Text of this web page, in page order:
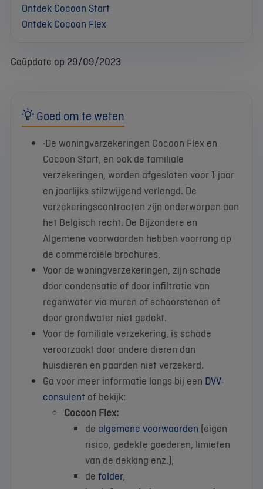
Ontdek Cocoon Start
Ontdek Cocoon Flex
Geüpdate op 29/09/2023
Goed om te weten
·De woningverzekeringen Cocoon Flex en
Cocoon Start, en ook de familiale
verzekeringen, worden afgesloten voor 1 jaar
en jaarlijks stilzwijgend verlengd. De
verzekeringscontracten zijn onderworpen aan
het Belgisch recht. De Bijzondere en
Algemene voorwaarden hebben voorrang op
de commerciële brochures.
Voor de woningverzekeringen, zijn schade
door condensatie of door infiltratie van
regenwater via muren of schoorstenen of
door grondwater niet gedekt.
Voor de familiale verzekering, is schade
veroorzaakt door andere dieren dan
huisdieren en paarden niet verzekerd.
Ga voor meer informatie langs bij een DVV-
consulent of bekijk:
Cocoon Flex:
de algemene voorwaarden (eigen
risico, gedekte goederen, limieten
van de dekking enz.),
de folder,